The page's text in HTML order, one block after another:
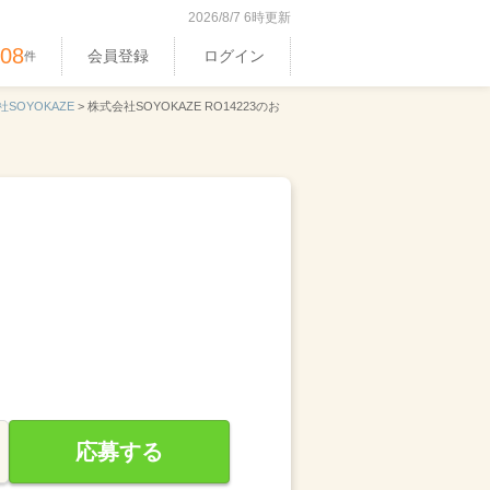
2026/8/7 6時更新
件 会員登録 ログイン
SOYOKAZE > 株式会社SOYOKAZE RO14223のお
応募する